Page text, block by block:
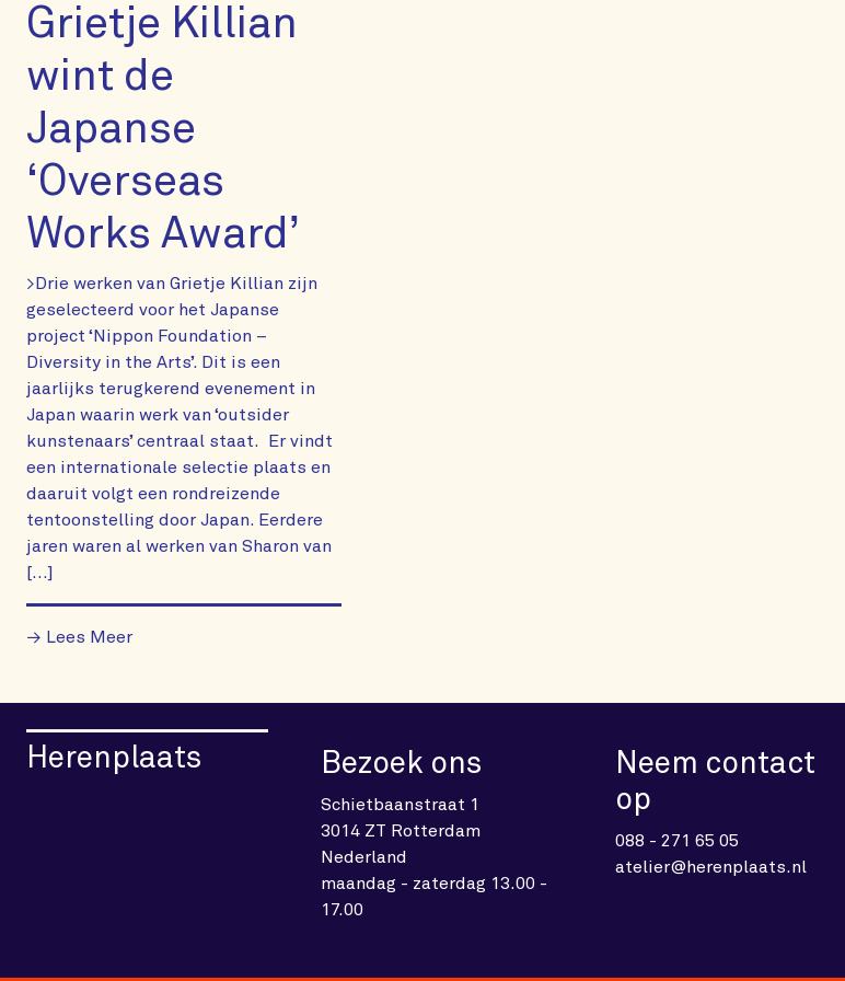
Grietje Killian
wint de
Japanse
‘Overseas
Works Award’
>Drie werken van Grietje Killian zijn
geselecteerd voor het Japanse
project ‘Nippon Foundation –
Diversity in the Arts’. Dit is een
jaarlijks terugkerend evenement in
Japan waarin werk van ‘outsider
kunstenaars’ centraal staat. Er vindt
een internationale selectie plaats en
daaruit volgt een rondreizende
tentoonstelling door Japan. Eerdere
jaren waren al werken van Sharon van
[…]
→ Lees Meer
Herenplaats Bezoek ons
Schietbaanstraat 1
3014 ZT Rotterdam
Nederland
maandag - zaterdag 13.00 -
17.00
Neem contact
op
088 - 271 65 05
atelier@herenplaats.nl